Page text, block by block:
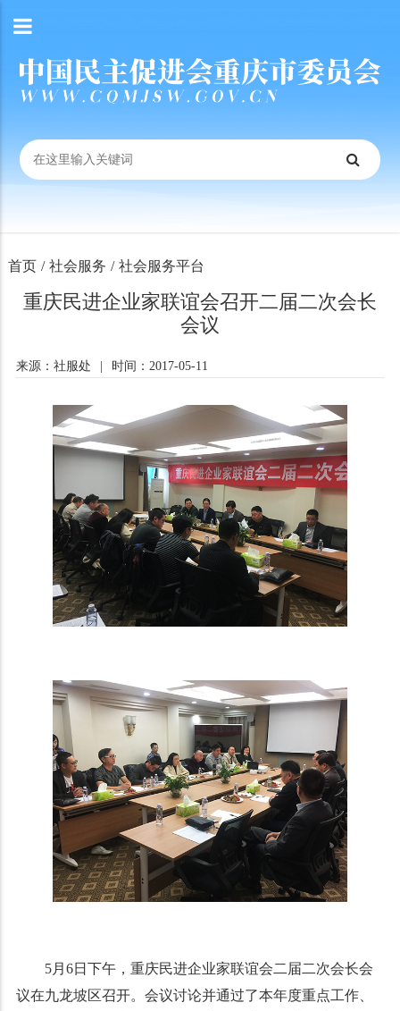
首页 / 社会服务 / 社会服务平台
重庆民进企业家联谊会召开二届二次会长
会议
来源：社服处 时间：2017-05-11
5月6日下午，重庆民进企业家联谊会二届二次会长会
议在九龙坡区召开。会议讨论并通过了本年度重点工作、